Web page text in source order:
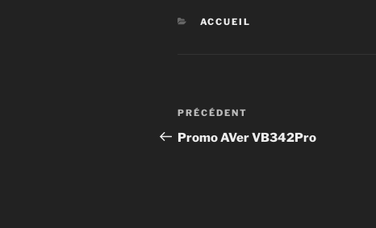
ACCUEIL
PRÉCÉDENT
Promo AVer VB342Pro